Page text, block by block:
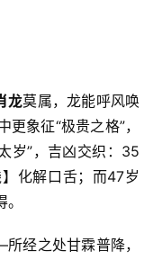
龙莫属，龙能呼风唤
象征“极贵之格”，
岁”，吉凶交织：35
化解口舌；而47岁
经之处甘霖普降，